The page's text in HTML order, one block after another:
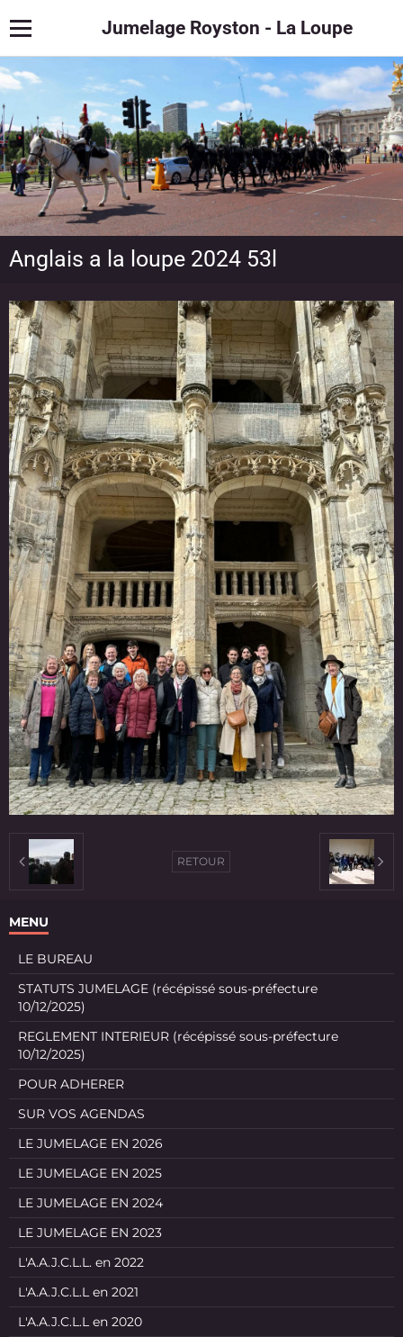
Jumelage Royston - La Loupe
Anglais a la loupe 2024 53l
RETOUR
MENU
LE BUREAU
STATUTS JUMELAGE (récépissé sous-préfecture
10/12/2025)
REGLEMENT INTERIEUR (récépissé sous-préfecture
10/12/2025)
POUR ADHERER
SUR VOS AGENDAS
LE JUMELAGE EN 2026
LE JUMELAGE EN 2025
LE JUMELAGE EN 2024
LE JUMELAGE EN 2023
L'A.A.J.C.L.L. en 2022
L'A.A.J.C.L.L en 2021
L'A.A.J.C.L.L en 2020